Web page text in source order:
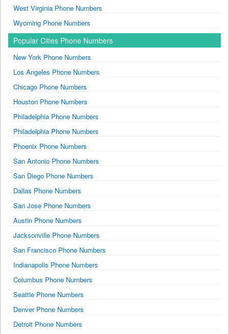
West Virginia Phone Numbers
Wyoming Phone Numbers
Popular Cities Phone Numbers
New York Phone Numbers
Los Angeles Phone Numbers
Chicago Phone Numbers
Houston Phone Numbers
Philadelphia Phone Numbers
Philadelphia Phone Numbers
Phoenix Phone Numbers
San Antonio Phone Numbers
San Diego Phone Numbers
Dallas Phone Numbers
San Jose Phone Numbers
Austin Phone Numbers
Jacksonville Phone Numbers
San Francisco Phone Numbers
Indianapolis Phone Numbers
Columbus Phone Numbers
Seattle Phone Numbers
Denver Phone Numbers
Detroit Phone Numbers